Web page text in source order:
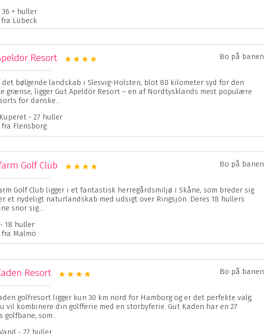
36 + huller
Lübeck
Resort Bo på banen
bølgende landskab i Slesvig-Holsten, blot 80 kilometer syd for den
grænse, ligger Gut Apeldör Resort – en af Nordtysklands mest populære
for danske...
- 27 huller
fra Flensborg
Golf Club Bo på banen
Golf Club ligger i et fantastisk herregårdsmiljø i Skåne, som breder sig
et nydeligt naturlandskab med udsigt over Ringsjön. Deres 18 hullers
snor sig...
18 huller
fra Malmö
Resort Bo på banen
golfresort ligger kun 30 km nord for Hamborg og er det perfekte valg,
vil kombinere din golfferie med en storbyferie. Gut Kaden har en 27
golfbane, som...
- 27 huller